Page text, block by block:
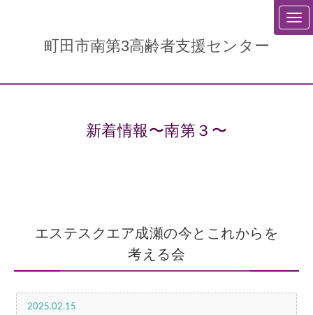
町田市南第3高齢者支援センター
新着情報〜南第３〜
エステスクエア成瀬の今とこれからを
考える会
2025.02.15